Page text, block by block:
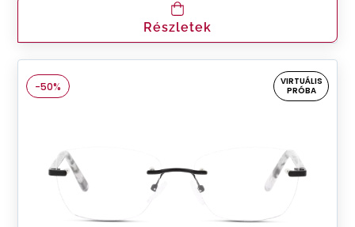
Részletek
-50%
VIRTUÁLIS
PRÓBA